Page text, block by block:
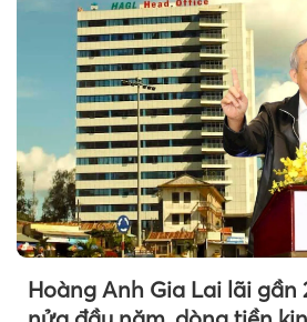
Hoàng Anh Gia Lai lãi gần